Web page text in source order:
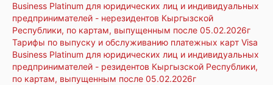
Business Platinum для юридических лиц и индивидуальных
предпринимателей - нерезидентов Кыргызской
Республики, по картам, выпущенным после 05.02.2026г
Тарифы по выпуску и обслуживанию платежных карт Visa
Business Platinum для юридических лиц и индивидуальных
предпринимателей - резидентов Кыргызской Республики,
по картам, выпущенным после 05.02.2026г